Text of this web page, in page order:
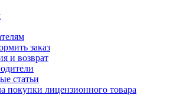
заказ
и возврат
статьи
покупки лицензионного товара